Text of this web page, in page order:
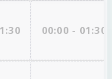
00:00 - 01:30